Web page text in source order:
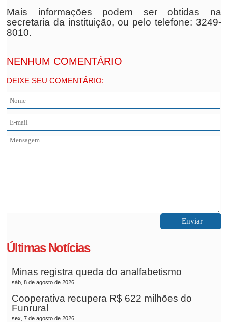
Mais informações podem ser obtidas na
secretaria da instituição, ou pelo telefone: 3249-
8010.
NENHUM COMENTÁRIO
DEIXE SEU COMENTÁRIO:
Últimas Notícias
Minas registra queda do analfabetismo
sáb, 8 de agosto de 2026
Cooperativa recupera R$ 622 milhões do
Funrural
sex, 7 de agosto de 2026